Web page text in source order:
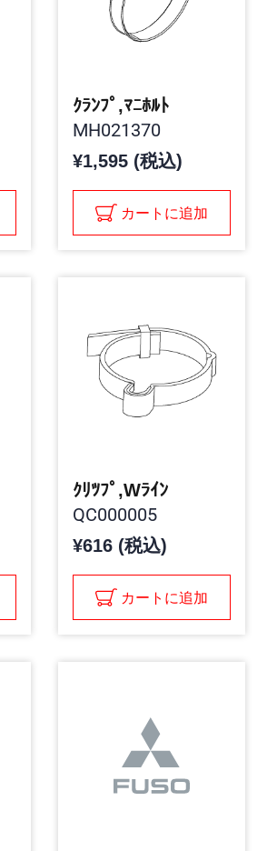
ｸﾗﾝﾌﾟ,ﾏﾆﾎﾙﾄ
MH021370
¥1,595 (税込)
カートに追加
ｸﾘﾂﾌﾟ,Wﾗｲﾝ
QC000005
¥616 (税込)
カートに追加